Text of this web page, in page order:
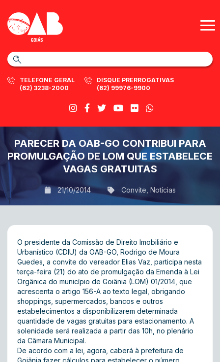
TELEFONE GERAL
(62) 3238-2000
DISQUE PRERROGATIVAS
(62) 99976-9900
PARECER DA OAB-GO CONTRIBUI PARA
PROMULGAÇÃO DE LOM QUE ESTABELECE
VAGAS GRATUITAS
21/10/2014 Convite Notícias
O presidente da Comissão de Direito Imobiliário e
Urbanístico (CDIU) da OAB-GO, Rodrigo de Moura
Guedes, a convite do vereador Elias Vaz, participa nesta
terça-feira (21) do ato de promulgação da Emenda à Lei
Orgânica do município de Goiânia (LOM) 01/2014, que
acrescenta o artigo 156-A ao texto legal, obrigando
shoppings, supermercados, bancos e outros
estabelecimentos a disponibilizarem determinada
quantidade de vagas gratuitas para estacionamento. A
solenidade será realizada a partir das 10h, no plenário
da Câmara Municipal.
De acordo com a lei, agora, caberá à prefeitura de
Goiânia fazer cálculos para estabelecer o número